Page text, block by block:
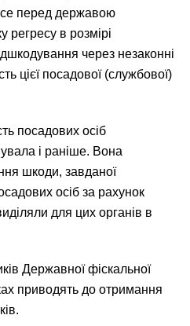
перед державою
регресу в розмірі
через незаконні
цієї посадової (службової)
посадових осіб
і раніше. Вона
шкоди, завданої
осіб за рахунок
для цих органів в
Державної фіскальної
приводять до отримання